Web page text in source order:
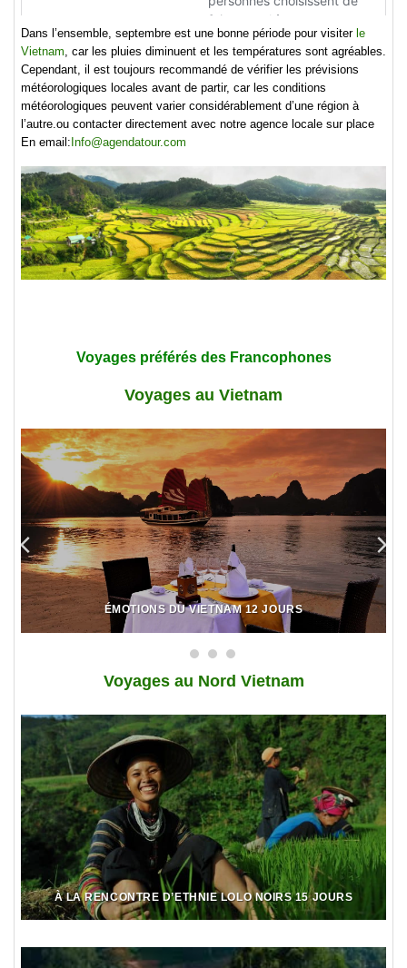
Dans l’ensemble, septembre est une bonne période pour visiter le
Vietnam , car les pluies diminuent et les températures sont agréables.
Cependant, il est toujours recommandé de vérifier les prévisions
météorologiques locales avant de partir, car les conditions
météorologiques peuvent varier considérablement d’une région à
l’autre.ou contacter directement avec notre agence locale sur place
En email:Info@agendatour.com
Voyages préférés des Francophones
Voyages au Vietnam
ÉMOTIONS DU VIETNAM 12 JOURS
Voyages au Nord Vietnam
À LA RENCONTRE D’ETHNIE LOLO NOIRS 15 JOURS